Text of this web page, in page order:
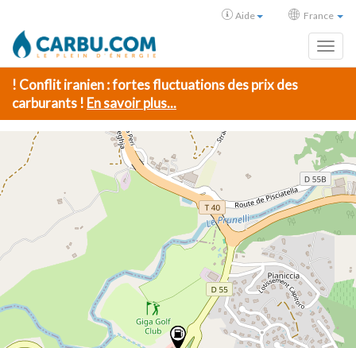
Aide France
! Conflit iranien : fortes fluctuations des prix des
carburants ! En savoir plus...